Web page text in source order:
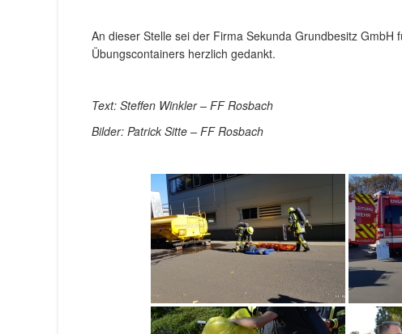
An dieser Stelle sei der Firma Sekunda Grundbesitz
Übungscontainers herzlich gedankt.
Text: Steffen Winkler – FF Rosbach
Bilder: Patrick Sitte – FF Rosbach